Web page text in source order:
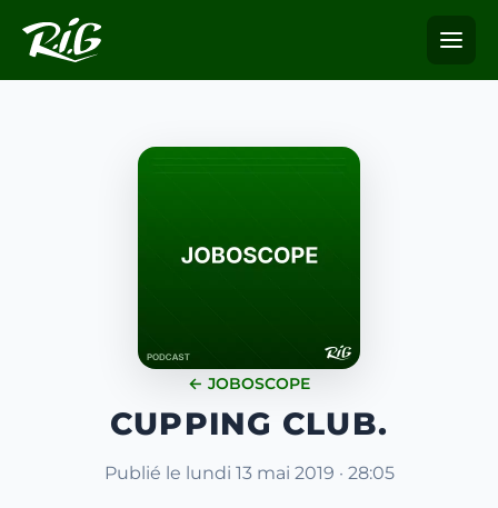
← JOBOSCOPE
CUPPING CLUB.
Publié le lundi 13 mai 2019 · 28:05